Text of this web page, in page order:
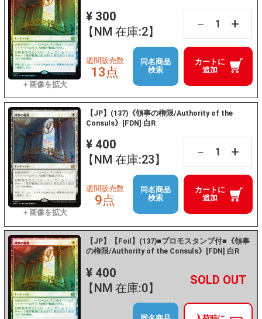
¥ 300
【NM 在庫:2】
－ +
カートに
追加
週間販売数
13点
同名商品
検索
【JP】(137)《領事の権限/Authority of the
Consuls》[FDN] 白R
¥ 400
【NM 在庫:23】
－ +
カートに
追加
週間販売数
9点
同名商品
検索
【JP】【Foil】(137)■プロモスタンプ付■《領事
の権限/Authority of the Consuls》[FDN] 白R
¥ 400
【NM 在庫:0】
－ +